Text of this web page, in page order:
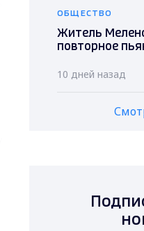
ОБЩЕСТВО
Житель
повторное
10 дней назад